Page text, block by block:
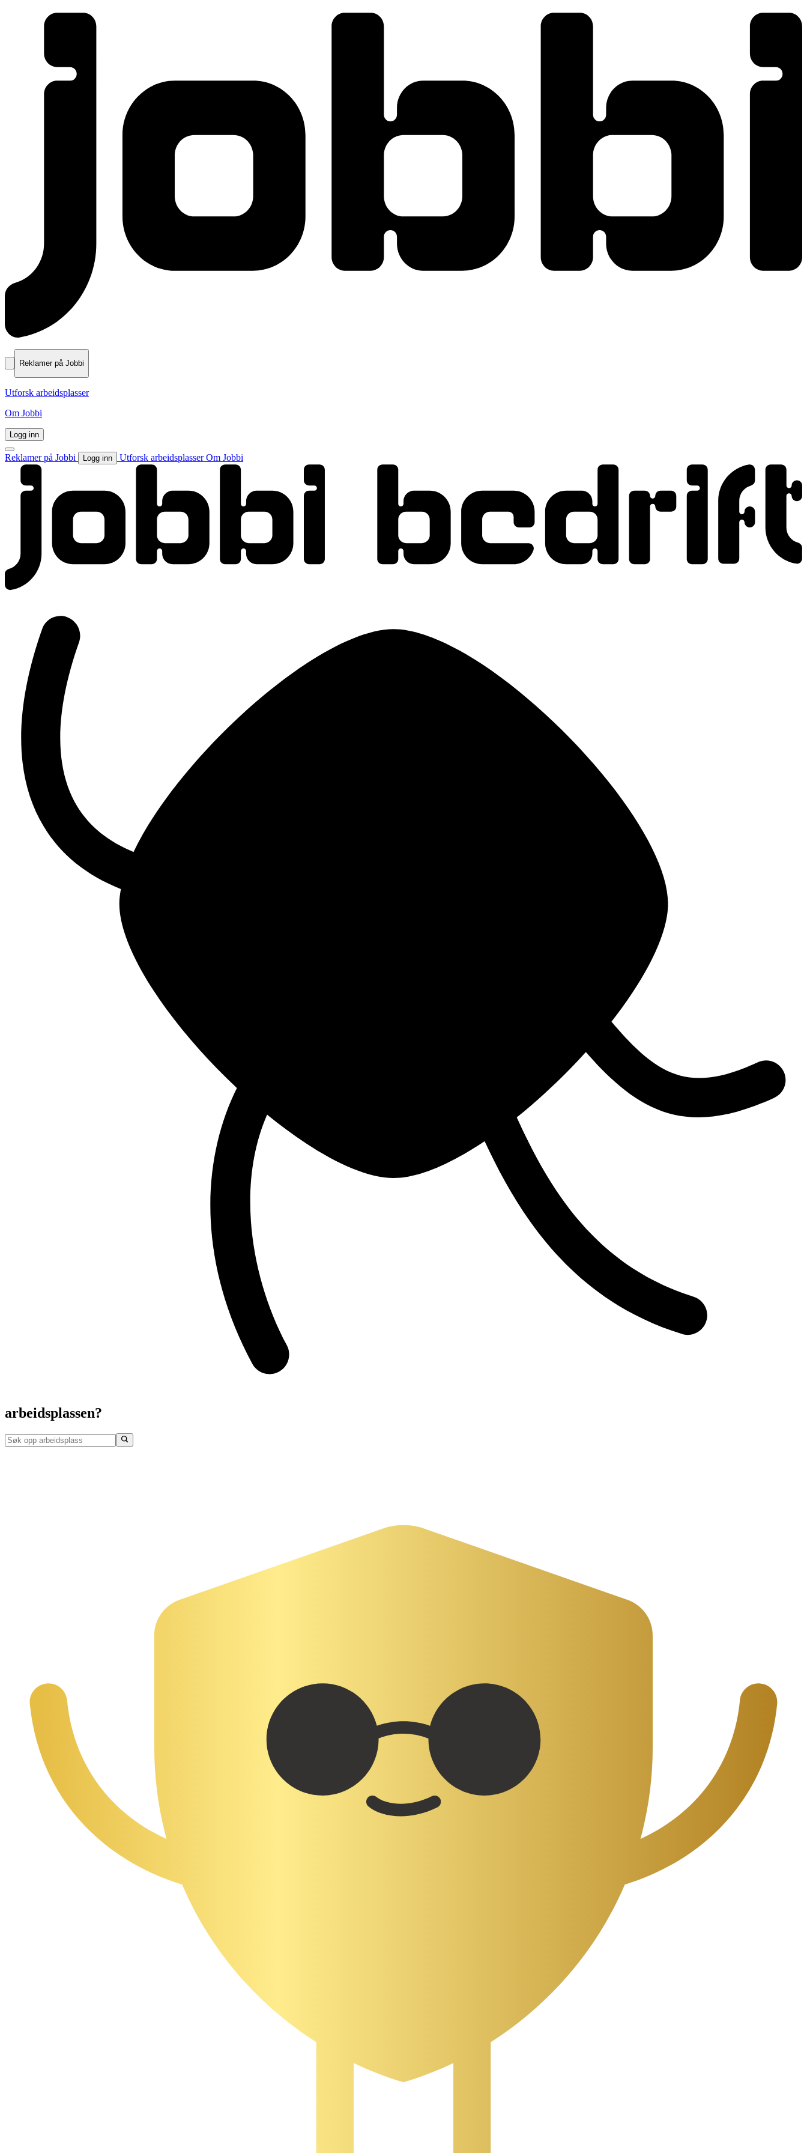
Reklamer på Jobbi
Utforsk arbeidsplasser
Om Jobbi
Logg inn
Reklamer på Jobbi Logg inn Utforsk arbeidsplasserOm Jobbi
arbeidsplassen?